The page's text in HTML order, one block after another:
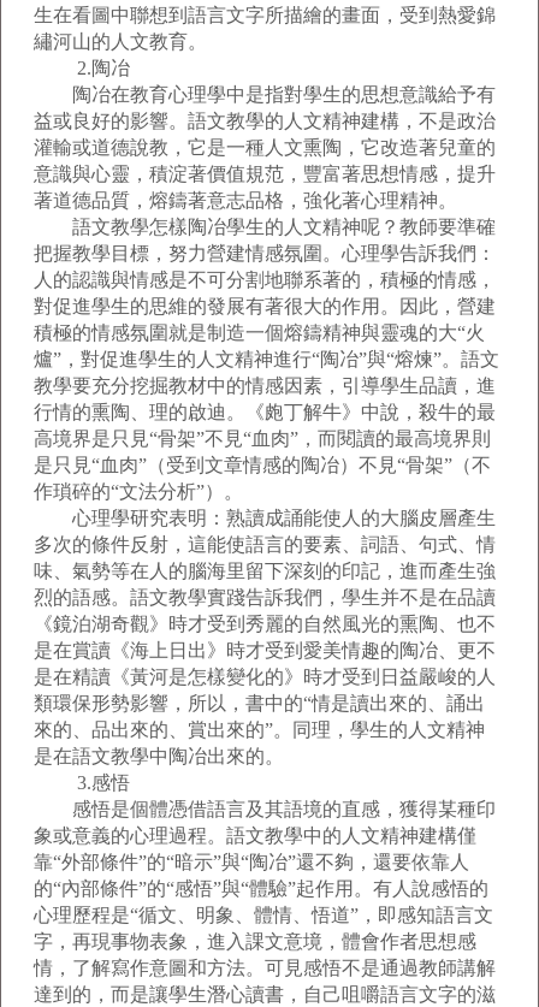
生在看圖中聯想到語言文字所描繪的畫面，受到熱愛錦
繡河山的人文教育。
2.陶冶
陶冶在教育心理學中是指對學生的思想意識給予有
益或良好的影響。語文教學的人文精神建構，不是政治
灌輸或道德說教，它是一種人文熏陶，它改造著兒童的
意識與心靈，積淀著價值規范，豐富著思想情感，提升
著道德品質，熔鑄著意志品格，強化著心理精神。
語文教學怎樣陶冶學生的人文精神呢？教師要準確
把握教學目標，努力營建情感氛圍。心理學告訴我們：
人的認識與情感是不可分割地聯系著的，積極的情感，
對促進學生的思維的發展有著很大的作用。因此，營建
積極的情感氛圍就是制造一個熔鑄精神與靈魂的大“火
爐”，對促進學生的人文精神進行“陶冶”與“熔煉”。語文
教學要充分挖掘教材中的情感因素，引導學生品讀，進
行情的熏陶、理的啟迪。《皰丁解牛》中說，殺牛的最
高境界是只見“骨架”不見“血肉”，而閱讀的最高境界則
是只見“血肉”（受到文章情感的陶冶）不見“骨架”（不
作瑣碎的“文法分析”）。
心理學研究表明：熟讀成誦能使人的大腦皮層產生
多次的條件反射，這能使語言的要素、詞語、句式、情
味、氣勢等在人的腦海里留下深刻的印記，進而產生強
烈的語感。語文教學實踐告訴我們，學生并不是在品讀
《鏡泊湖奇觀》時才受到秀麗的自然風光的熏陶、也不
是在賞讀《海上日出》時才受到愛美情趣的陶冶、更不
是在精讀《黃河是怎樣變化的》時才受到日益嚴峻的人
類環保形勢影響，所以，書中的“情是讀出來的、誦出
來的、品出來的、賞出來的”。同理，學生的人文精神
是在語文教學中陶冶出來的。
3.感悟
感悟是個體憑借語言及其語境的直感，獲得某種印
象或意義的心理過程。語文教學中的人文精神建構僅
靠“外部條件”的“暗示”與“陶冶”還不夠，還要依靠人
的“內部條件”的“感悟”與“體驗”起作用。有人說感悟的
心理歷程是“循文、明象、體情、悟道”，即感知語言文
字，再現事物表象，進入課文意境，體會作者思想感
情，了解寫作意圖和方法。可見感悟不是通過教師講解
達到的，而是讓學生潛心讀書，自己咀嚼語言文字的滋